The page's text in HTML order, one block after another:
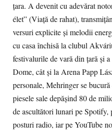
țara. A devenit cu adevărat
élet” (Viață de rahat),
versuri explicite și melodii
cu casa închisă la clubul
festivalurile de vară din țară și
Dome, cât și la Arena Papp
personale, Mehringer se
piesele sale depășind 80 de
de ascultători lunari pe Spotify,
posturi radio, iar pe YouTube